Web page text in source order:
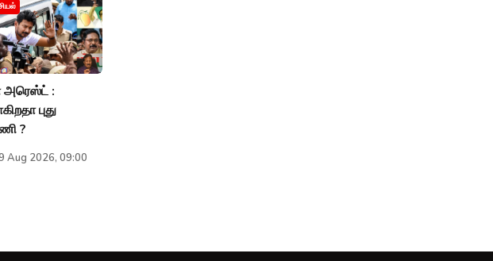
அரெஸ்ட் :
புது
?
Aug 2026, 09:00